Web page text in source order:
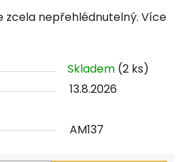
zcela nepřehlédnutelný. Více
Skladem (2 ks)
13.8.2026
AM137